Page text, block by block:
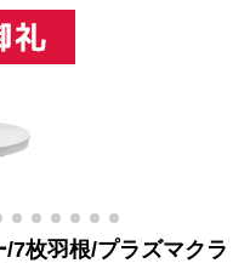
7枚羽根/プラズマクラ